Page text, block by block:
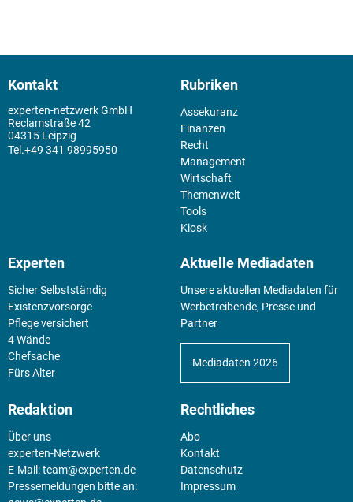
Kontakt
experten-netzwerk GmbH
Reclamstraße 42
04315 Leipzig
+49 341 98995950
Rubriken
Assekuranz
Finanzen
Recht
Management
Wirtschaft
Themenwelt
Tools
Kiosk
Experten
Sicher Selbstständig
Existenz­vorsorge
Pflege versichert
4 Wände
Chefsache
Fürs Alter
Aktuelle Mediadaten
Unsere aktuellen Mediadaten für
Werbetreibende, Presse und
Partner
Mediadaten 2026
Redaktion
Über uns
experten-Netzwerk
E-Mail:team@experten.de
Pressemeldungen bitte an:
Rechtliches
Abo
Kontakt
Datenschutz
Impressum